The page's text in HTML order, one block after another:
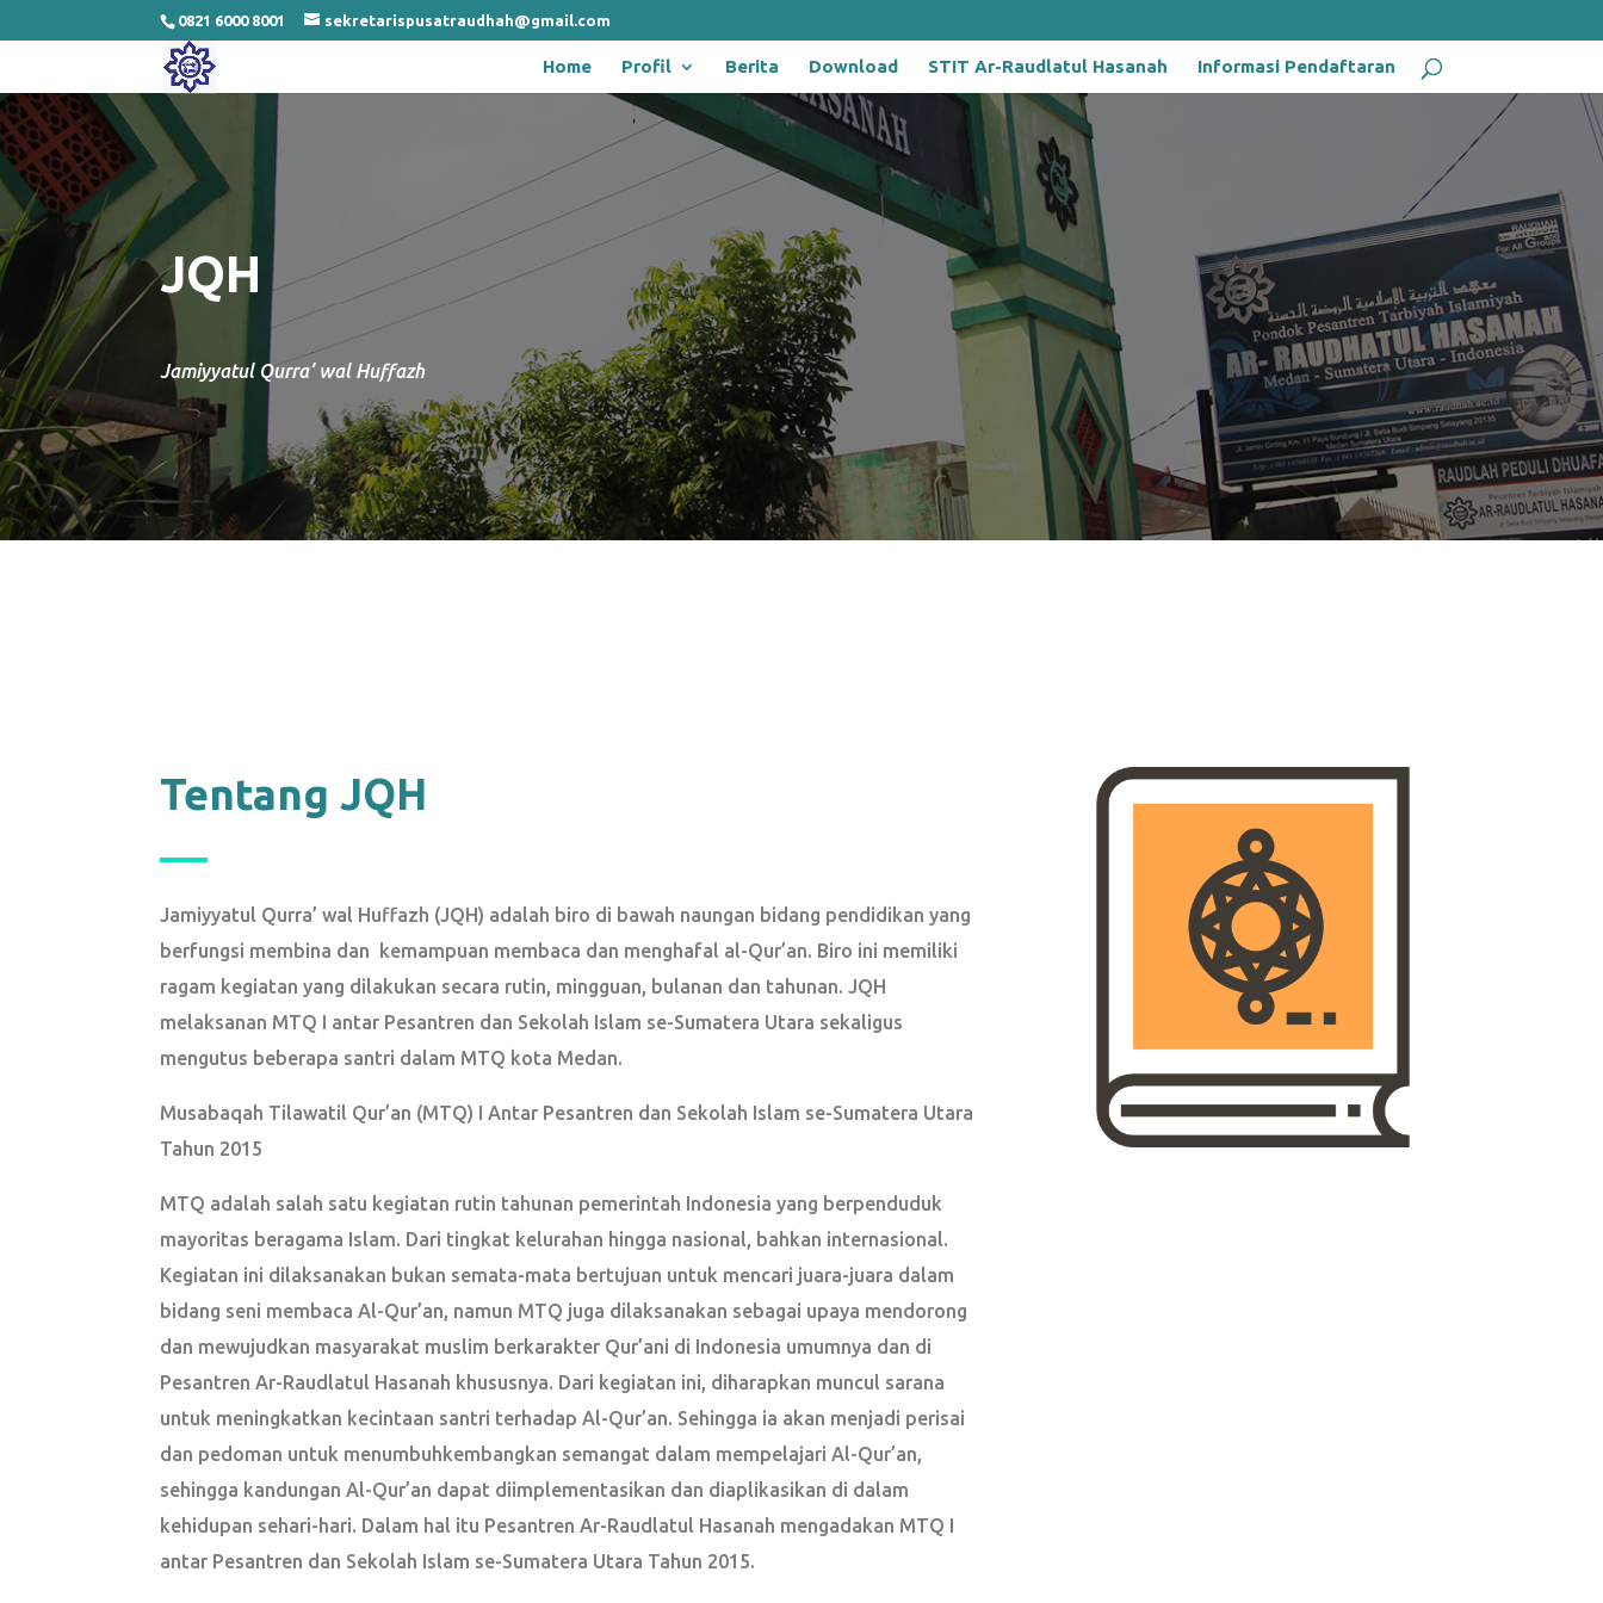
0821 6000 8001 sekretarispusatraudhah@gmail.com
Home Profil Berita Download STIT Ar-Raudlatul Hasanah Informasi Pendaftaran
JQH
Jamiyyatul Qurra’ wal Huffazh
Tentang JQH
Jamiyyatul Qurra’ wal Huffazh (JQH) adalah biro di bawah naungan bidang pendidikan yang
berfungsi membina dan kemampuan membaca dan menghafal al-Qur’an. Biro ini memiliki
ragam kegiatan yang dilakukan secara rutin, mingguan, bulanan dan tahunan. JQH
melaksanan MTQ I antar Pesantren dan Sekolah Islam se-Sumatera Utara sekaligus
mengutus beberapa santri dalam MTQ kota Medan.
Musabaqah Tilawatil Qur’an (MTQ) I Antar Pesantren dan Sekolah Islam se-Sumatera Utara
Tahun 2015
MTQ adalah salah satu kegiatan rutin tahunan pemerintah Indonesia yang berpenduduk
mayoritas beragama Islam. Dari tingkat kelurahan hingga nasional, bahkan internasional.
Kegiatan ini dilaksanakan bukan semata-mata bertujuan untuk mencari juara-juara dalam
bidang seni membaca Al-Qur’an, namun MTQ juga dilaksanakan sebagai upaya mendorong
dan mewujudkan masyarakat muslim berkarakter Qur’ani di Indonesia umumnya dan di
Pesantren Ar-Raudlatul Hasanah khususnya. Dari kegiatan ini, diharapkan muncul sarana
untuk meningkatkan kecintaan santri terhadap Al-Qur’an. Sehingga ia akan menjadi perisai
dan pedoman untuk menumbuhkembangkan semangat dalam mempelajari Al-Qur’an,
sehingga kandungan Al-Qur’an dapat diimplementasikan dan diaplikasikan di dalam
kehidupan sehari-hari. Dalam hal itu Pesantren Ar-Raudlatul Hasanah mengadakan MTQ I
antar Pesantren dan Sekolah Islam se-Sumatera Utara Tahun 2015.